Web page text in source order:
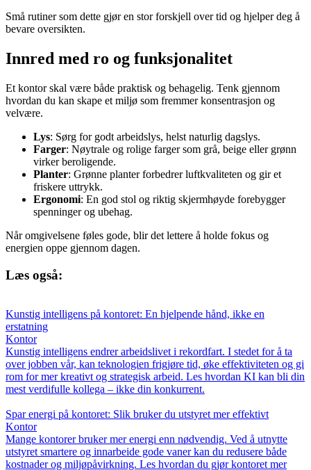
Små rutiner som dette gjør en stor forskjell over tid og hjelper deg å
bevare oversikten.
Innred med ro og funksjonalitet
Et kontor skal være både praktisk og behagelig. Tenk gjennom
hvordan du kan skape et miljø som fremmer konsentrasjon og
velvære.
Lys: Sørg for godt arbeidslys, helst naturlig dagslys.
Farger: Nøytrale og rolige farger som grå, beige eller grønn
virker beroligende.
Planter: Grønne planter forbedrer luftkvaliteten og gir et
friskere uttrykk.
Ergonomi: En god stol og riktig skjermhøyde forebygger
spenninger og ubehag.
Når omgivelsene føles gode, blir det lettere å holde fokus og
energien oppe gjennom dagen.
Læs også:
Kunstig intelligens på kontoret: En hjelpende hånd, ikke en
erstatning
Kontor
Kunstig intelligens endrer arbeidslivet i rekordfart. I stedet for å ta
over jobben vår, kan teknologien frigjøre tid, øke effektiviteten og gi
rom for mer kreativt og strategisk arbeid. Les hvordan KI kan bli din
mest verdifulle kollega – ikke din konkurrent.
Spar energi på kontoret: Slik bruker du utstyret mer effektivt
Kontor
Mange kontorer bruker mer energi enn nødvendig. Ved å utnytte
utstyret smartere og innarbeide gode vaner kan du redusere både
kostnader og miljøpåvirkning. Les hvordan du gjør kontoret mer